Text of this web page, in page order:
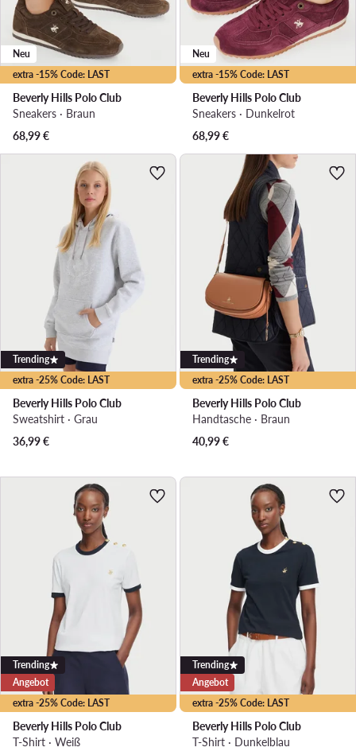
extra -15% Code: LAST
Neu
Beverly Hills Polo Club
Sneakers · Braun
68,99€
extra -15% Code: LAST
Neu
Beverly Hills Polo Club
Sneakers · Dunkelrot
68,99€
extra -25% Code: LAST
Trending
Beverly Hills Polo Club
Sweatshirt · Grau
36,99€
extra -25% Code: LAST
Trending
Beverly Hills Polo Club
Handtasche · Braun
40,99€
extra -25% Code: LAST
Trending
Angebot
Beverly Hills Polo Club
T-Shirt · Weiß
extra -25% Code: LAST
Trending
Angebot
Beverly Hills Polo Club
T-Shirt · Dunkelblau